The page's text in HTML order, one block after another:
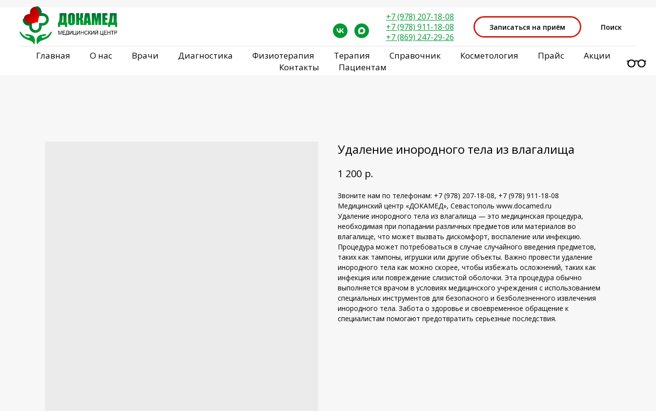
+7 (978) 207-18-08
+7 (978) 911-18-08
+7 (869) 247-29-26
Записаться на приём Поиск
Главная О нас Врачи Диагностика Физиотерапия Терапия Справочник Косметология Прайс
Акции
Контакты
Пациентам
Удаление инородного тела из влагалища
1 200 р.
Звоните нам по телефонам: +7 (978) 207-18-08, +7 (978) 911-18-08
Медицинский центр «ДОКАМЕД», Севастополь www.docamed.ru
Удаление инородного тела из влагалища — это медицинская процедура,
необходимая при попадании различных предметов или материалов во
влагалище, что может вызвать дискомфорт, воспаление или инфекцию.
Процедура может потребоваться в случае случайного введения предметов,
таких как тампоны, игрушки или другие объекты. Важно провести удаление
инородного тела как можно скорее, чтобы избежать осложнений, таких как
инфекция или повреждение слизистой оболочки. Эта процедура обычно
выполняется врачом в условиях медицинского учреждения с использованием
специальных инструментов для безопасного и безболезненного извлечения
инородного тела. Забота о здоровье и своевременное обращение к
специалистам помогают предотвратить серьезные последствия.